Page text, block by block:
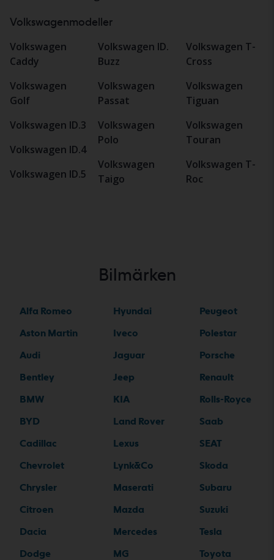
Volkswagenmodeller
Volkswagen
Caddy
Volkswagen
Golf
Volkswagen ID.3
Volkswagen ID.4
Volkswagen ID.5
Volkswagen ID.
Buzz
Volkswagen
Passat
Volkswagen
Polo
Volkswagen
Taigo
Volkswagen T-
Cross
Volkswagen
Tiguan
Volkswagen
Touran
Volkswagen T-
Roc
Bilmärken
Alfa Romeo
Aston Martin
Audi
Bentley
BMW
BYD
Cadillac
Chevrolet
Chrysler
Citroen
Dacia
Dodge
Hyundai
Iveco
Jaguar
Jeep
KIA
Land Rover
Lexus
Lynk&Co
Maserati
Mazda
Mercedes
MG
Peugeot
Polestar
Porsche
Renault
Rolls-Royce
Saab
SEAT
Skoda
Subaru
Suzuki
Tesla
Toyota